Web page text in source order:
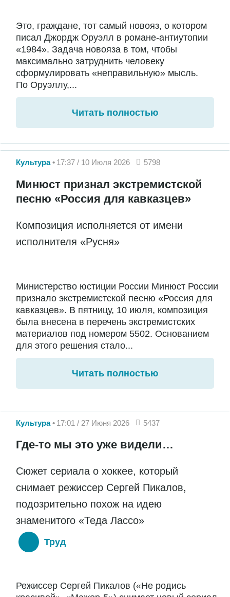
Это, граждане, тот самый новояз, о котором
писал Джордж Оруэлл в романе-антиутопии
«1984». Задача новояза в том, чтобы
максимально затруднить человеку
сформулировать «неправильную» мысль.
По Оруэллу,...
Читать полностью
Культура 17:37 / 10 Июля 2026 5798
Минюст признал экстремистской
песню «Россия для кавказцев»
Композиция исполняется от имени
исполнителя «Русня»
Министерство юстиции России Минюст России
признало экстремистской песню «Россия для
кавказцев». В пятницу, 10 июля, композиция
была внесена в перечень экстремистских
материалов под номером 5502. Основанием
для этого решения стало...
Читать полностью
Культура 17:01 / 27 Июня 2026 5437
Где-то мы это уже видели…
Сюжет сериала о хоккее, который
снимает режиссер Сергей Пикалов,
подозрительно похож на идею
знаменитого «Теда Лассо»
Труд
Режиссер Сергей Пикалов («Не родись